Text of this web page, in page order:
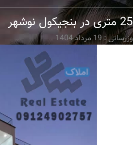
: 19 مرداد 1404